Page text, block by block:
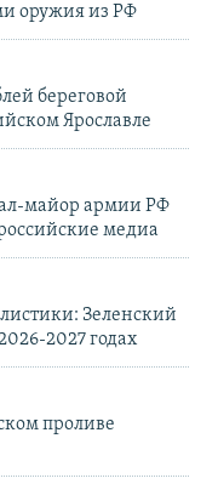
оружия из РФ
береговой
Ярославле
майор армии РФ
медиа
Зеленский
2027 годах
проливе